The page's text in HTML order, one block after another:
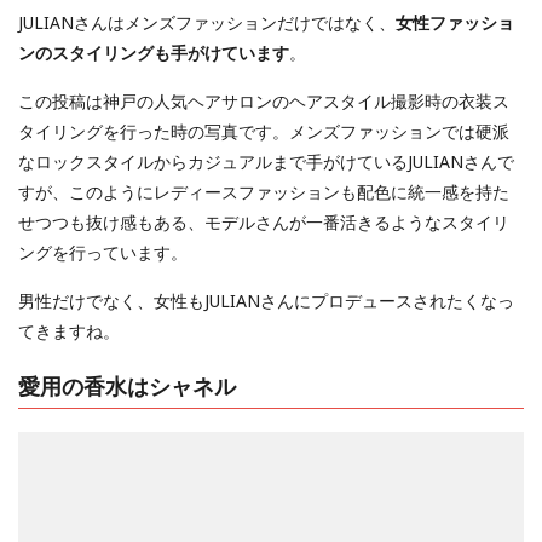
JULIANさんはメンズファッションだけではなく、 女性ファッショ
ンのスタイリングも手がけています。
この投稿は神戸の人気ヘアサロンのヘアスタイル撮影時の衣装ス
タイリングを行った時の写真です。メンズファッションでは硬派
なロックスタイルからカジュアルまで手がけているJULIANさんで
すが、このようにレディースファッションも配色に統一感を持た
せつつも抜け感もある、モデルさんが一番活きるようなスタイリ
ングを行っています。
男性だけでなく、女性もJULIANさんにプロデュースされたくなっ
てきますね。
愛用の香水はシャネル